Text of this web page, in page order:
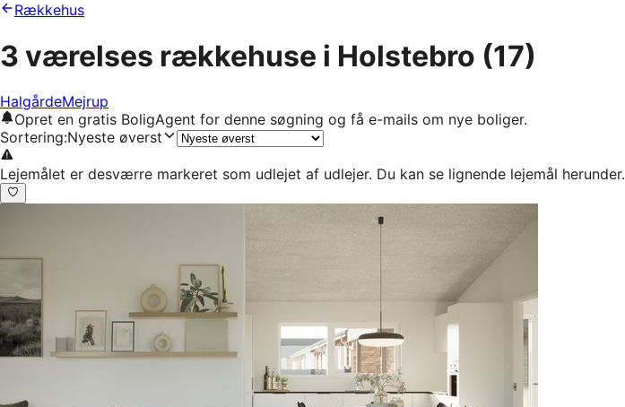
Rækkehus
3 værelses rækkehuse i Holstebro (17)
HalgårdeMejrup
Opret en gratis BoligAgent for denne søgning og få e-mails om nye boliger.
Sortering:Nyeste øverst
Lejemålet er desværre markeret som udlejet af udlejer. Du kan se lignende lejemål herunder.